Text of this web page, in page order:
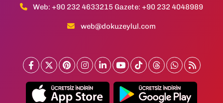
Web: +90 232 4633215 Gazete: +90 232 4048989
web@dokuzeylul.com